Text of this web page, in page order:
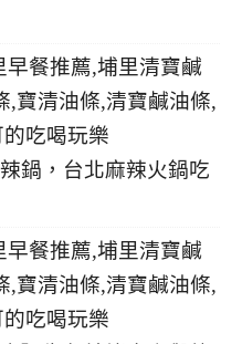
鍋，台北麻辣火鍋吃